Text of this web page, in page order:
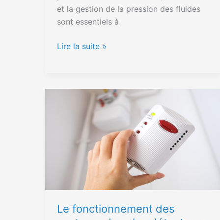
et la gestion de la pression des fluides
sont essentiels à
Lire la suite »
Le fonctionnement des
fonctionnement
capteurs
détecteurs
pour